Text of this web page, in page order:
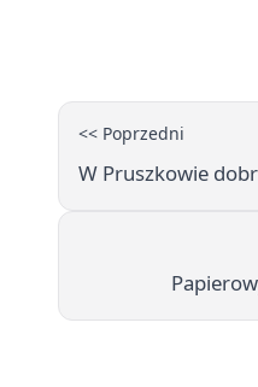
<< Poprzedni
W Pruszkowie